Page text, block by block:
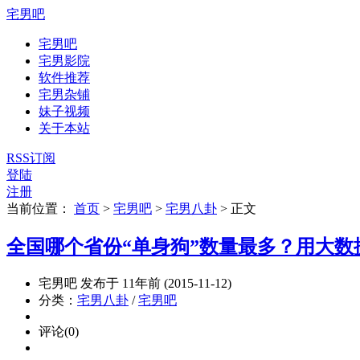
宅男吧
宅男吧
宅男影院
软件推荐
宅男杂铺
妹子视频
关于本站
RSS订阅
登陆
注册
当前位置：
首页 > 宅男吧 > 宅男八卦 > 正文
全国哪个省份“单身狗”数量最多？用大数
宅男吧 发布于 11年前 (2015-11-12)
分类： 宅男八卦 /宅男吧
评论(0)